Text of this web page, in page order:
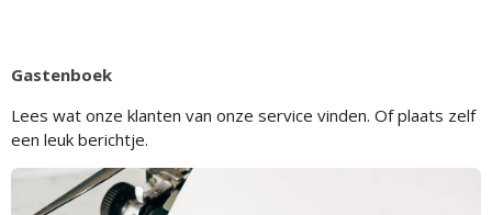
Gastenboek
Lees wat onze klanten van onze service vinden. Of plaats zelf
een leuk berichtje.